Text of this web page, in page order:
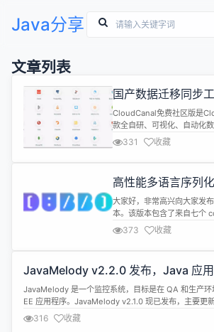
Java分享
文章列表
国产数据迁移同步
v4.1.1.0 发布
CloudCanal免费社区版是
款全自研、可视化、自动化
结构迁移、数据迁移、数据
正等功能，支持30+ 款流行
仓、消息中间件、缓存数据
331 收藏
高性能多语言序列
Fury 0.5.1 版本正
大家好，非常高兴向大家发
本。该版本包含了来自七个
贡献，可以参考安装文档获
Notes：https://
fury/releases/tag/v0.5.1
373 收藏
JavaMelody v2.2.0 发布，Java 应
JavaMelody 是一个监控系统，目标是在 QA 和生产
EE 应用程序。JavaMelody v2.1.0 现已发布，主要更
#1214PostgreSQL pg_database 请求由于自
而失败（54d2178）。 修复 Spring Boot reactiv...
316 收藏